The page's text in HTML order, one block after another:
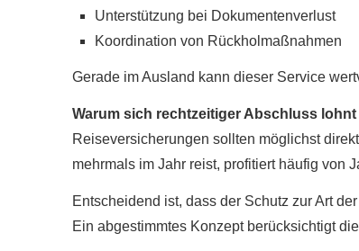
Unterstützung bei Dokumentenverlust
Koordination von Rückholmaßnahmen
Gerade im Ausland kann dieser Service
Warum sich rechtzeitiger Abschluss lohnt
Reiseversicherungen sollten möglichst
mehrmals im Jahr reist, profitiert häufig von
Entscheidend ist, dass der Schutz zur Art
Ein abgestimmtes Konzept berücksichtigt